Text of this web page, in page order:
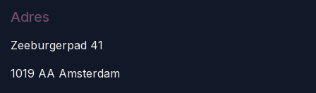
Adres
Zeeburgerpad 41
1019 AA Amsterdam